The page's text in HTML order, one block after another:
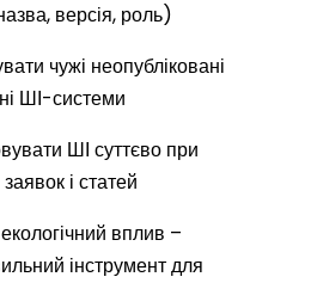
версія, роль)
чужі неопубліковані
ШІ-системи
ШІ суттєво при
і статей
вплив –
інструмент для